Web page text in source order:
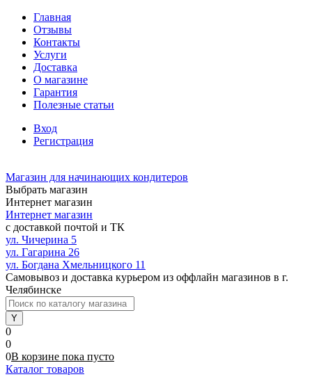
Главная
Отзывы
Контакты
Услуги
Доставка
О магазине
Гарантия
Полезные статьи
Вход
Регистрация
Магазин для начинающих кондитеров
Выбрать магазин
Интернет магазин
Интернет магазин
с доставкой почтой и ТК
ул. Чичерина 5
ул. Гагарина 26
ул. Богдана Хмельницкого 11
Самовывоз и доставка курьером из оффлайн магазинов в г.
Челябинске
0
0
0В корзине пока пусто
Каталог товаров